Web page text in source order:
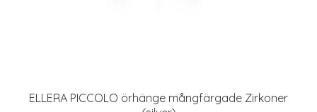
ELLERA PICCOLO örhänge mångfärgade Zirkoner